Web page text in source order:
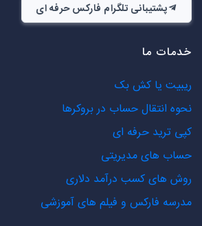
پشتیبانی تلگرام فارکس حرفه ای
خدمات ما
ریبیت یا کش بک
نحوه انتقال حساب در بروکرها
کپی ترید حرفه ای
حساب های مدیریتی
روش های کسب درآمد دلاری
مدرسه فارکس و فیلم های آموزشی